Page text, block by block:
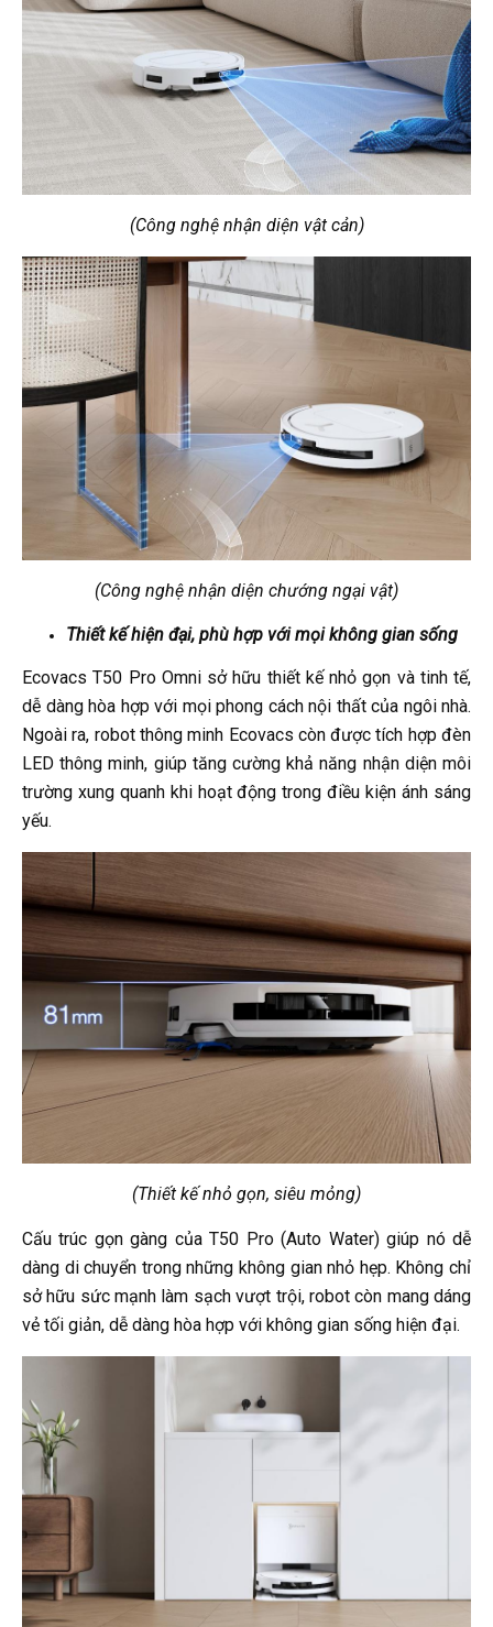
(Công nghệ nhận diện vật cản)
(Công nghệ nhận diện chướng ngại vật)
Thiết kế hiện đại, phù hợp với mọi không gian sống
Ecovacs T50 Pro Omni sở hữu thiết kế nhỏ gọn và tinh tế,
dễ dàng hòa hợp với mọi phong cách nội thất của ngôi nhà.
Ngoài ra, robot thông minh Ecovacs còn được tích hợp đèn
LED thông minh, giúp tăng cường khả năng nhận diện môi
trường xung quanh khi hoạt động trong điều kiện ánh sáng
yếu.
(Thiết kế nhỏ gọn, siêu mỏng)
Cấu trúc gọn gàng của T50 Pro (Auto Water) giúp nó dễ
dàng di chuyển trong những không gian nhỏ hẹp. Không chỉ
sở hữu sức mạnh làm sạch vượt trội, robot còn mang dáng
vẻ tối giản, dễ dàng hòa hợp với không gian sống hiện đại.